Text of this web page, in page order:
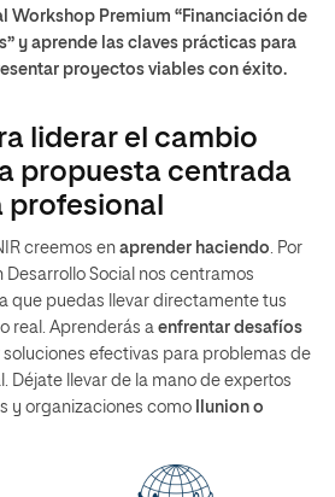
Workshop Premium “Financiación de
y aprende las claves prácticas para
proyectos viables con éxito.
liderar el cambio
propuesta centrada
profesional
creemos en aprender haciendo. Por
Desarrollo Social nos centramos
que puedas llevar directamente tus
real. Aprenderás a enfrentar desafíos
soluciones efectivas para problemas de
Déjate llevar de la mano de expertos
y organizaciones como
Ilunion o